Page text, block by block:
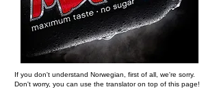
If you don't understand Norwegian, first of all, we're sorry.
Don't worry, you can use the translator on top of this page!